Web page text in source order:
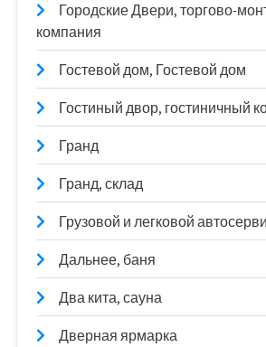
Городские Двери, торгово-
компания
Гостевой дом, Гостевой дом
Гостиный двор, гостиничный
Гранд
Гранд, склад
Грузовой и легковой
Дальнее, баня
Два кита, сауна
Дверная ярмарка